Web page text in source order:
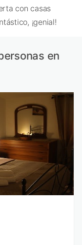
con casas
¡genial!
en